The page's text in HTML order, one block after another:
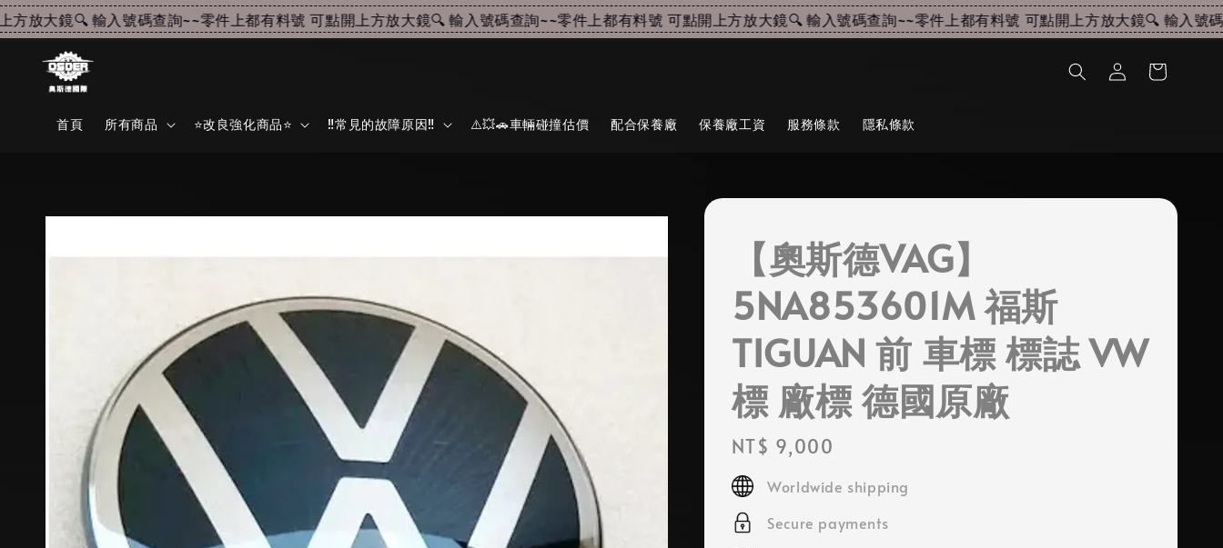
放大鏡🔍 輸入號碼查詢~~零件上都有料號 可點開上方放大鏡🔍 輸入號碼查詢~~零件上都有料號 可點開上方放大鏡🔍 輸入號碼查詢~~零件上都有料號 可點開上方放大鏡🔍 輸入號碼
首頁 所有商品 ⭐改良強化商品⭐ ‼️常見的故障原因‼️ ⚠️💥🚗車輛碰撞估價 配合保養廠 保養廠工資 服務條款 隱私條款
【奧斯德VAG】
5NA853601M 福斯
TIGUAN 前 車標 標誌 VW
標 廠標 德國原廠
Regular
price
NT$ 9,000
Worldwide shipping
Secure payments